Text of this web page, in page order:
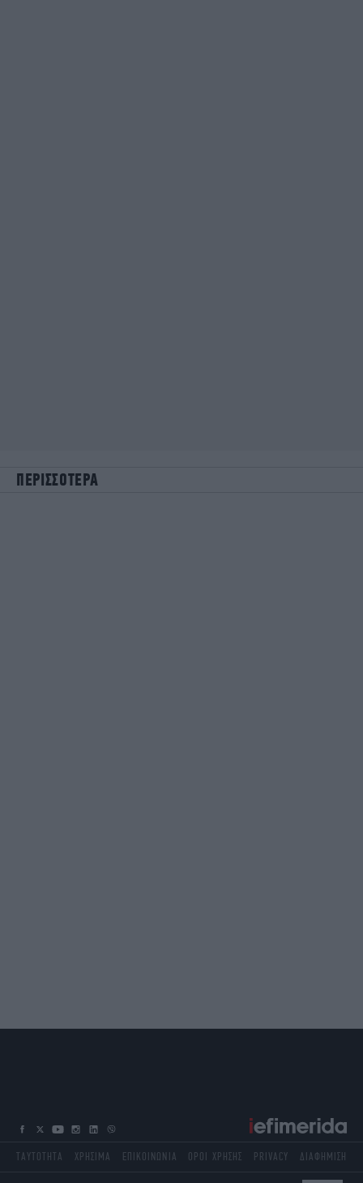
ΠΕΡΙΣΣΟΤΕΡΑ
ΤΑΥΤΟΤΗΤΑ ΧΡΗΣΙΜΑ ΕΠΙΚΟΙΝΩΝΙΑ ΟΡΟΙ ΧΡΗΣΗΣ PRIVACY ΔΙΑΦΗΜΙΣΗ